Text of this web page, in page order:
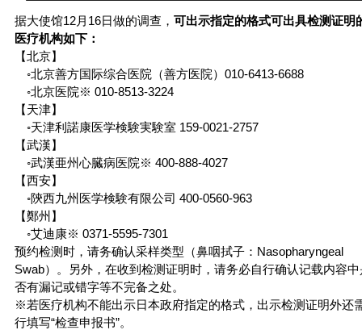
据大使馆12月16日做的调查， 可出示指定的格式可出具检测证明
医疗机构如下：
【北京】
◦北京善方国际综合医院（善方医院）010-6413-6688
◦北京医院※ 010-8513-3224
【天津】
◦天津利諾康医学検験実験室 159-0021-2757
【武漢】
◦武漢亜州心臓病医院※ 400-888-4027
【西安】
◦陝西九州医学検験有限公司 400-0560-963
【鄭州】
◦艾迪康※ 0371-5595-7301
预约检测时，请务确认采样类型（鼻咽拭子：Nasopharyngeal
Swab）。另外，在收到检测证明时，请务必自行确认记载内容中
否有漏记或错字等不完备之处。
※若医疗机构不能出示日本政府指定的格式，出示检测证明外还
行填写“检查申报书”。